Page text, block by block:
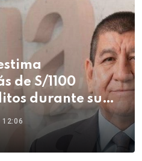
de S/1100
durante su
Patrias
12:06